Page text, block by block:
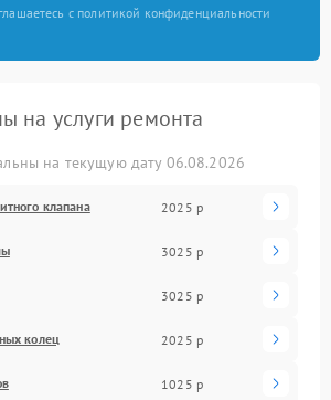
с политикой конфиденциальности
на услуги ремонта
на текущую дату 06.08.2026
клапана 2025 р
3025 р
3025 р
колец 2025 р
1025 р